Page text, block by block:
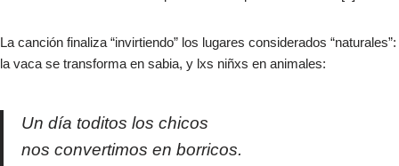
La canción finaliza “invirtiendo” los lugares considerados “naturales”:
la vaca se transforma en sabia, y lxs niñxs en animales:​
Un día toditos los chicos
nos convertimos en borricos.